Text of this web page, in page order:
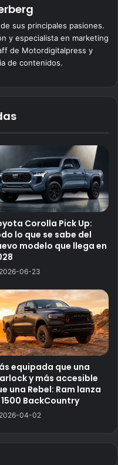
sus principales pasiones.
y especialista en marketing
de Motordigitalpress y
de contenidos.
Corolla Pick Up:
lo que se sabe del
modelo que llega en
2026-06-23
equipada que una
y más accesible
una Rebel: Ram lanza
BackCountry
2026-04-02